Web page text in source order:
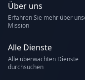
Über uns
Erfahren Sie mehr über
Mission
Alle Dienste
Alle überwachten Dienste
durchsuchen